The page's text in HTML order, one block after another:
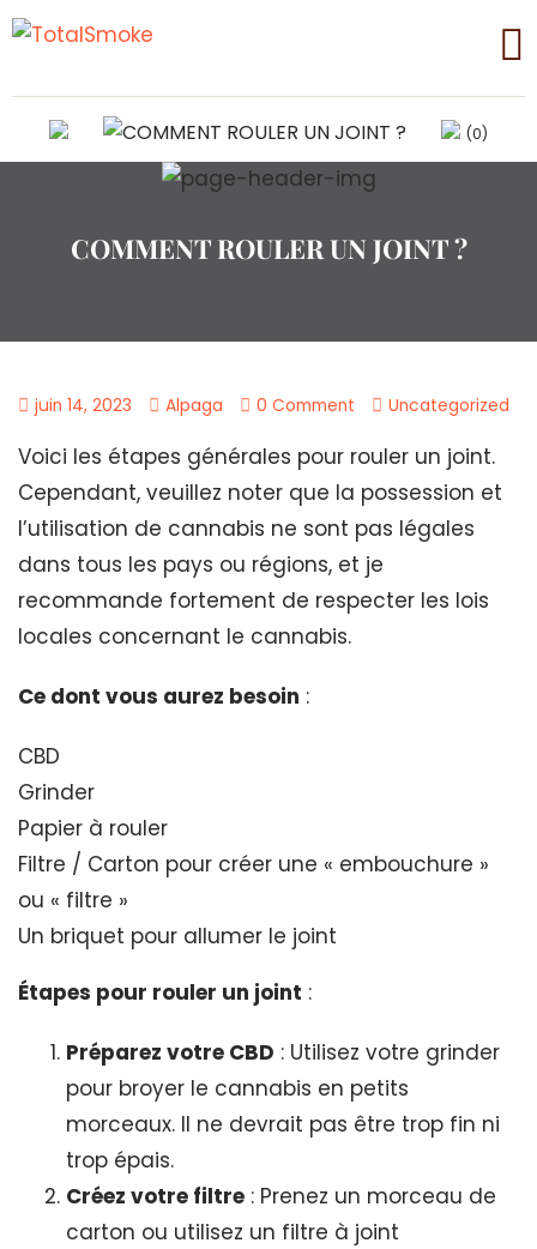
(0)
COMMENT ROULER UN JOINT ?
juin 14, 2023 Alpaga 0 Comment Uncategorized
Voici les étapes générales pour rouler un joint.
Cependant, veuillez noter que la possession et
l’utilisation de cannabis ne sont pas légales
dans tous les pays ou régions, et je
recommande fortement de respecter les lois
locales concernant le cannabis.
Ce dont vous aurez besoin :
CBD
Grinder
Papier à rouler
Filtre / Carton pour créer une « embouchure »
ou « filtre »
Un briquet pour allumer le joint
Étapes pour rouler un joint :
Préparez votre CBD : Utilisez votre grinder
pour broyer le cannabis en petits
morceaux. Il ne devrait pas être trop fin ni
trop épais.
Créez votre filtre : Prenez un morceau de
carton ou utilisez un filtre à joint